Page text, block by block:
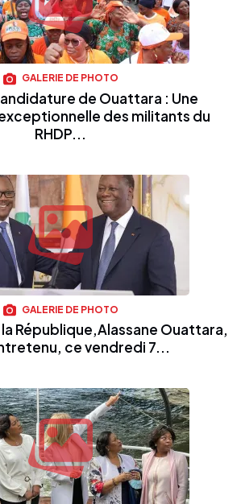
GALERIE DE PHOTO
de Ouattara : Une
des militants du
RHDP...
GALERIE DE PHOTO
République,Alassane Ouattara,
ce vendredi 7...